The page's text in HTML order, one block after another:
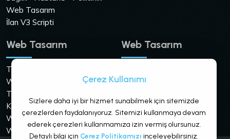
Web Tasarım
İlan V3 Scripti
Web Tasarım
Temizlik ve İlaçlama Firması
Web Tasarım
Tamir Bakım Web Tasarım
Kişisel CV - Portfolio - Site
Web Tasarım
Web Hosting
Web Tasarım
Tek Ürün & E-Ticaret
Salonu
Tüm Kategoriler
Çerez Kullanımı
Sizlere daha iyi bir hizmet sunabilmek için sitemizde
çerezlerden faydalanıyoruz. Sitemizi kullanmaya devam
ederek çerezleri kullanmamıza izin vermiş olursunuz.
Detaylı bilgi için Çerez Politikamızı inceleyebilirsiniz.